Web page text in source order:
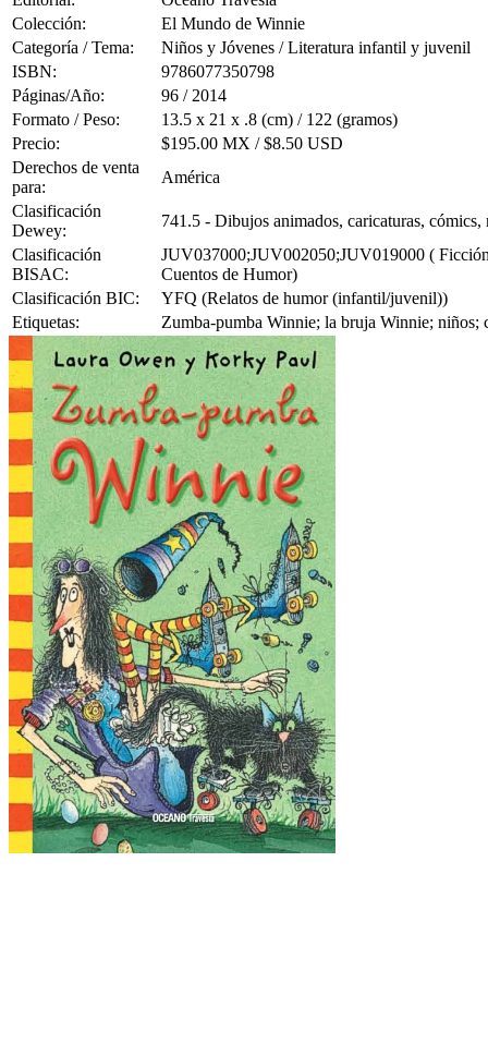
Colección:
El Mundo de Winnie
Categoría / Tema:
Niños y Jóvenes / Literatura infantil y juvenil
ISBN:
9786077350798
Páginas/Año:
96 / 2014
Formato / Peso:
13.5 x 21 x .8 (cm) / 122 (gramos)
Precio:
$195.00 MX / $8.50 USD
Derechos de venta
para:
América
Clasificación
Dewey:
741.5 - Dibujos animados, caricaturas, cómics,
Clasificación
BISAC:
JUV037000;JUV002050;JUV019000 (
Cuentos de Humor)
Clasificación BIC:
YFQ (Relatos de humor (infantil/juvenil))
Etiquetas:
Zumba-pumba Winnie; la bruja Winnie;